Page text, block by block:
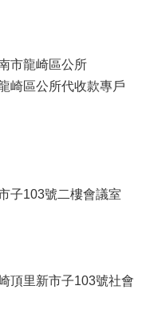
市龍崎區公所
崎區公所代收款專戶
子103號二樓會議室
頂里新市子103號社會